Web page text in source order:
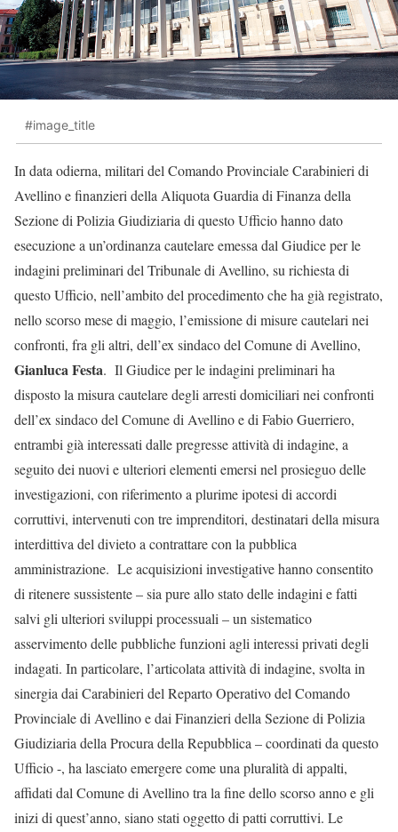
#image_title
In data odierna, militari del Comando Provinciale Carabinieri di
Avellino e finanzieri della Aliquota Guardia di Finanza della
Sezione di Polizia Giudiziaria di questo Ufficio hanno dato
esecuzione a un’ordinanza cautelare emessa dal Giudice per le
indagini preliminari del Tribunale di Avellino, su richiesta di
questo Ufficio, nell’ambito del procedimento che ha già registrato,
nello scorso mese di maggio, l’emissione di misure cautelari nei
confronti, fra gli altri, dell’ex sindaco del Comune di Avellino,
Gianluca Festa. Il Giudice per le indagini preliminari ha
disposto la misura cautelare degli arresti domiciliari nei confronti
dell’ex sindaco del Comune di Avellino e di Fabio Guerriero,
entrambi già interessati dalle pregresse attività di indagine, a
seguito dei nuovi e ulteriori elementi emersi nel prosieguo delle
investigazioni, con riferimento a plurime ipotesi di accordi
corruttivi, intervenuti con tre imprenditori, destinatari della misura
interdittiva del divieto a contrattare con la pubblica
amministrazione. Le acquisizioni investigative hanno consentito
di ritenere sussistente – sia pure allo stato delle indagini e fatti
salvi gli ulteriori sviluppi processuali – un sistematico
asservimento delle pubbliche funzioni agli interessi privati degli
indagati. In particolare, l’articolata attività di indagine, svolta in
sinergia dai Carabinieri del Reparto Operativo del Comando
Provinciale di Avellino e dai Finanzieri della Sezione di Polizia
Giudiziaria della Procura della Repubblica – coordinati da questo
Ufficio -, ha lasciato emergere come una pluralità di appalti,
affidati dal Comune di Avellino tra la fine dello scorso anno e gli
inizi di quest’anno, siano stati oggetto di patti corruttivi. Le